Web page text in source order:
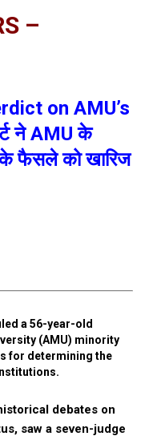
–
on AMU’s
ने AMU के
फैसले को खारिज
a 56-year-old
(AMU) minority
for determining the
debates on
saw a seven-judge